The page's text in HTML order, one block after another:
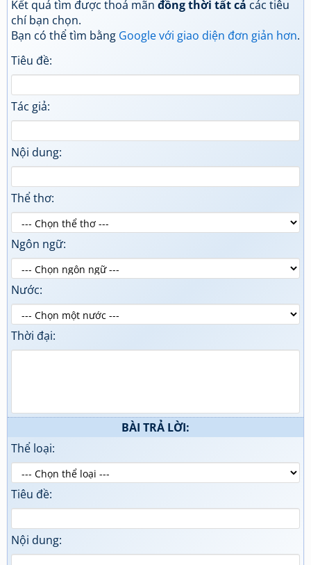
Kết quả tìm được thoả mãn đồng thời tất cả các tiêu
chí bạn chọn.
Bạn có thể tìm bằng Google với giao diện đơn giản hơn.
Tiêu đề:
Tác giả:
Nội dung:
Thể thơ:
Ngôn ngữ:
Nước:
Thời đại:
BÀI TRẢ LỜI:
Thể loại:
Tiêu đề:
Nội dung: